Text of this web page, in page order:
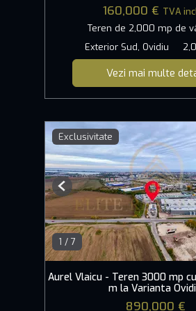
160,000 € TVA
Teren de 2,000 mp de
Exterior Sud, Ovidiu
Vezi mai multe
Exclusivitate
1 / 7
Previous
Aurel Vlaicu - Teren 3000 mp
m la Varianta
890,000 €